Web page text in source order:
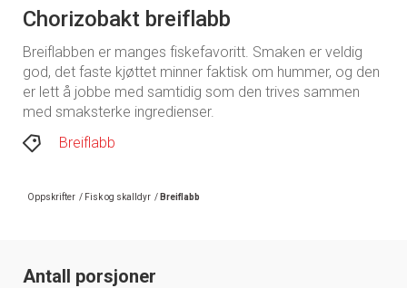
Chorizobakt breiflabb
Breiflabben er manges fiskefavoritt. Smaken er veldig
god, det faste kjøttet minner faktisk om hummer, og den
er lett å jobbe med samtidig som den trives sammen
med smaksterke ingredienser.
Breiflabb
Oppskrifter / Fisk og skalldyr / Breiflabb
Antall porsjoner